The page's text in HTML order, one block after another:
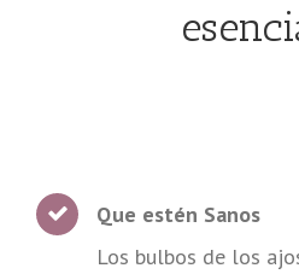
Que estén Sanos
Los bulbos de los